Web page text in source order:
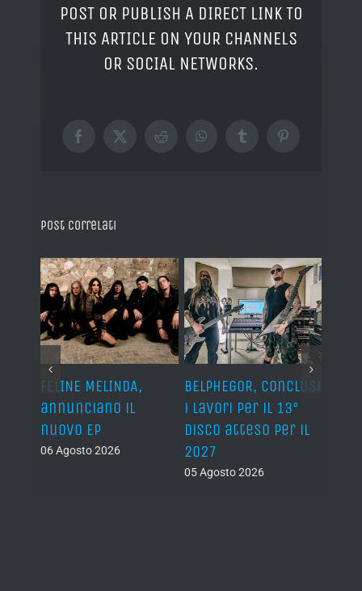
POST OR PUBLISH A DIRECT LINK TO
THIS ARTICLE ON YOUR CHANNELS
OR SOCIAL NETWORKS.
Facebook
X RedditWhatsAppTumblrPinterest
Post correlati
FELINE MELINDA,
annunciano il
nuovo EP
06 Agosto 2026
BELPHEGOR, conclusi
i lavori per il 13°
disco atteso per il
2027
05 Agosto 2026